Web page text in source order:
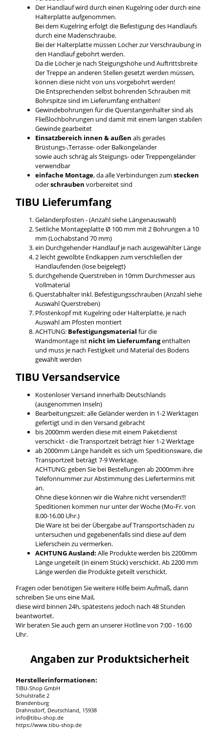
Der Handlauf wird durch einen Kugelring oder durch eine
Halterplatte aufgenommen.
Bei dem Kugelring erfolgt die Befestigung des Handlaufs
durch eine Madenschraube.
Bei der Halterplatte müssen Löcher zur Verschraubung in
den Handlauf gebohrt werden.
Da die Löcher je nach Steigungshöhe und Auftrittsbreite
der Treppe an anderen Stellen gesetzt werden müssen,
können diese nicht von uns vorgebohrt werden!
Die Entsprechenden selbst bohrenden Schrauben mit
Bohrspitze sind im Lieferumfang enthalten!
Gewindebohrungen für die Querstangenhalter sind als
Fließlochbohrungen und damit mit einem langen stabilen
Gewinde gearbeitet
Einsatzbereich innen & außen als gerades
Brüstungs-,Terrasse- oder Balkongeländer
sowie auch schräg als Steigungs- oder Treppengeländer
verwendbar
einfache Montage, da alle Verbindungen zum stecken
oderschrauben vorbereitet sind
TIBU Lieferumfang
Geländerpfosten - (Anzahl siehe Längenauswahl)
Seitliche Montageplatte Ø 100 mm mit 2 Bohrungen a 10
mm (Lochabstand 70 mm)
ein Durchgehender Handlauf je nach ausgewählter Länge
2 leicht gewölbte Endkappen zum verschließen der
Handlaufenden (lose beigelegt)
durchgehende Querstreben in 10mm Durchmesser aus
Vollmaterial
Querstabhalter inkl. Befestigungsschrauben (Anzahl siehe
Auswahl Querstreben)
Pfostenkopf mit Kugelring oder Halterplatte, je nach
Auswahl am Pfosten montiert
ACHTUNG:Befestigungsmaterial für die
Wandmontage ist nicht im Lieferumfangenthalten
und muss je nach Festigkeit und Material des Bodens
gewählt werden
TIBU Versandservice
Kostenloser Versand innerhalb Deutschlands
(ausgenommen Inseln)
Bearbeitungszeit: alle Geländer werden in 1-2 Werktagen
gefertigt und in den Versand gebracht
bis 2000mm werden diese mit einem Paketdienst
verschickt - die Transportzeit beträgt hier 1-2 Werktage
ab 2000mm Länge handelt es sich um Speditionsware, die
Transportzeit beträgt 7-9 Werktage.
ACHTUNG: geben Sie bei Bestellungen ab 2000mm ihre
Telefonnummer zur Abstimmung des Liefertermins mit
an.
Ohne diese können wir die Wahre nicht versenden!!!
Speditionen kommen nur unter der Woche (Mo-Fr. von
8.00-16.00 Uhr.)
Die Ware ist bei der Übergabe auf Transportschäden zu
untersuchen und gegebenenfalls sind diese auf dem
Lieferschein zu vermerken.
ACHTUNG Ausland: Alle Produkte werden bis 2200mm
Länge ungeteilt (in einem Stück) verschickt. Ab 2200 mm
Länge werden die Produkte geteilt verschickt.
Fragen oder benötigen Sie weitere Hilfe beim Aufmaß, dann
schreiben Sie uns eine Mail,
diese wird binnen 24h, spätestens jedoch nach 48 Stunden
beantwortet.
Wir beraten Sie auch gern an unserer Hotline von 7:00 - 16:00
Uhr.
Angaben zur Produktsicherheit
Herstellerinformationen:
TIBU-Shop GmbH
Schulstraße 2
Brandenburg
Drahnsdorf, Deutschland, 15938
info@tibu-shop.de
https://www.tibu-shop.de